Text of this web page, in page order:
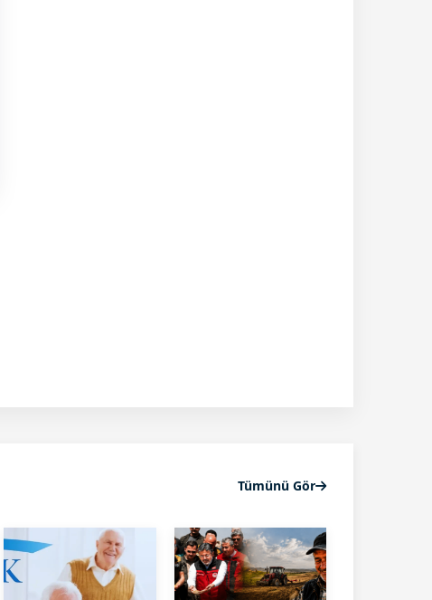
Tümünü Gör